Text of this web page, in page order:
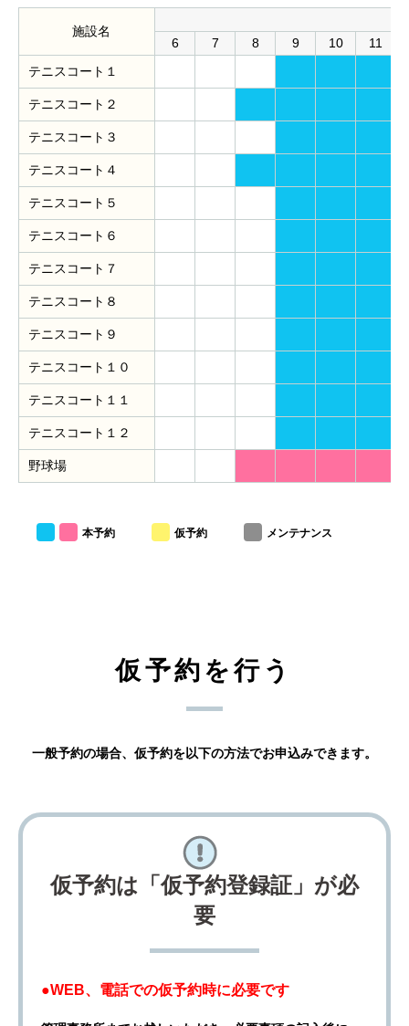
施設名
6
7 8 9 10 11
テニスコート１
テニスコート２
テニスコート３
テニスコート４
テニスコート５
テニスコート６
テニスコート７
テニスコート８
テニスコート９
テニスコート１０
テニスコート１１
テニスコート１２
野球場
本予約 仮予約 メンテナンス
仮予約を行う
一般予約の場合、仮予約を以下の方法でお申込みできます。
仮予約は「仮予約登録証」が必
要
●WEB、電話での仮予約時に必要です